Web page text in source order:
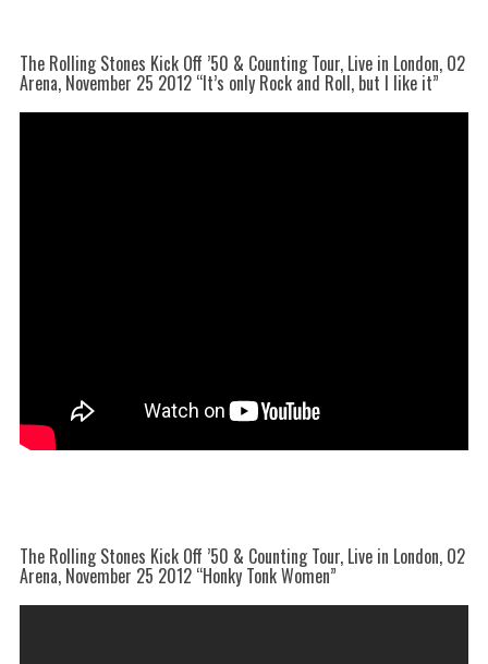
The Rolling Stones Kick Off ’50 & Counting Tour, Live in London, O2
Arena, November 25 2012 “It’s only Rock and Roll, but I like it”
The Rolling Stones Kick Off ’50 & Counting Tour, Live in London, O2
Arena, November 25 2012 “Honky Tonk Women”